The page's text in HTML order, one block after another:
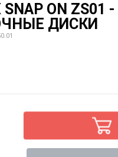
ON ZS01 -
ДИСКИ